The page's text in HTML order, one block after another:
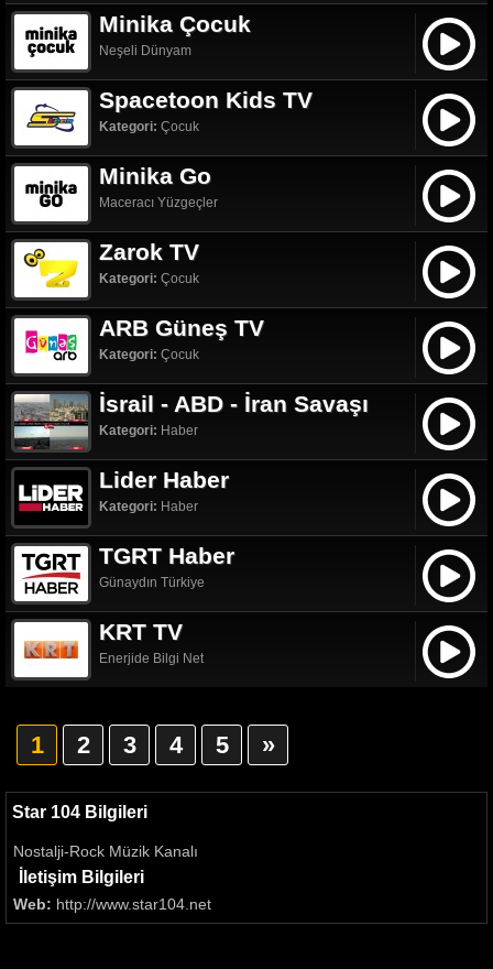
Minika Çocuk
Neşeli Dünyam
Spacetoon Kids TV
Kategori: Çocuk
Minika Go
Maceracı Yüzgeçler
Zarok TV
Kategori: Çocuk
ARB Güneş TV
Kategori: Çocuk
İsrail - ABD - İran Savaşı
Kategori: Haber
Lider Haber
Kategori: Haber
TGRT Haber
Günaydın Türkiye
KRT TV
Enerjide Bilgi Net
1 2 3 4 5 »
Star 104 Bilgileri
Nostalji-Rock Müzik Kanalı
İletişim Bilgileri
Web: http://www.star104.net